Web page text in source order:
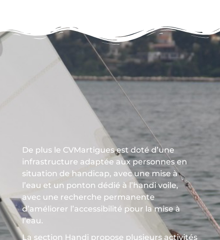
De plus le CVMartigues est doté d’une
infrastructure adaptée aux personnes en
situation de handicap, avec une mise à
l’eau et un ponton dédié à l’handi voile,
avec une recherche permanente
d’améliorer l’accessibilité pour la mise à
l’eau.
La section Handi propose plusieurs activités